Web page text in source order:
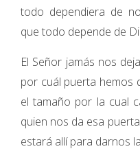
todo dependiera de
que todo depende de
El Señor jamás nos
por cuál puerta hemos
el tamaño por la cual
quien nos da esa
estará allí para darnos